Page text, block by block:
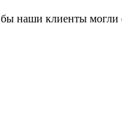
наши клиенты могли